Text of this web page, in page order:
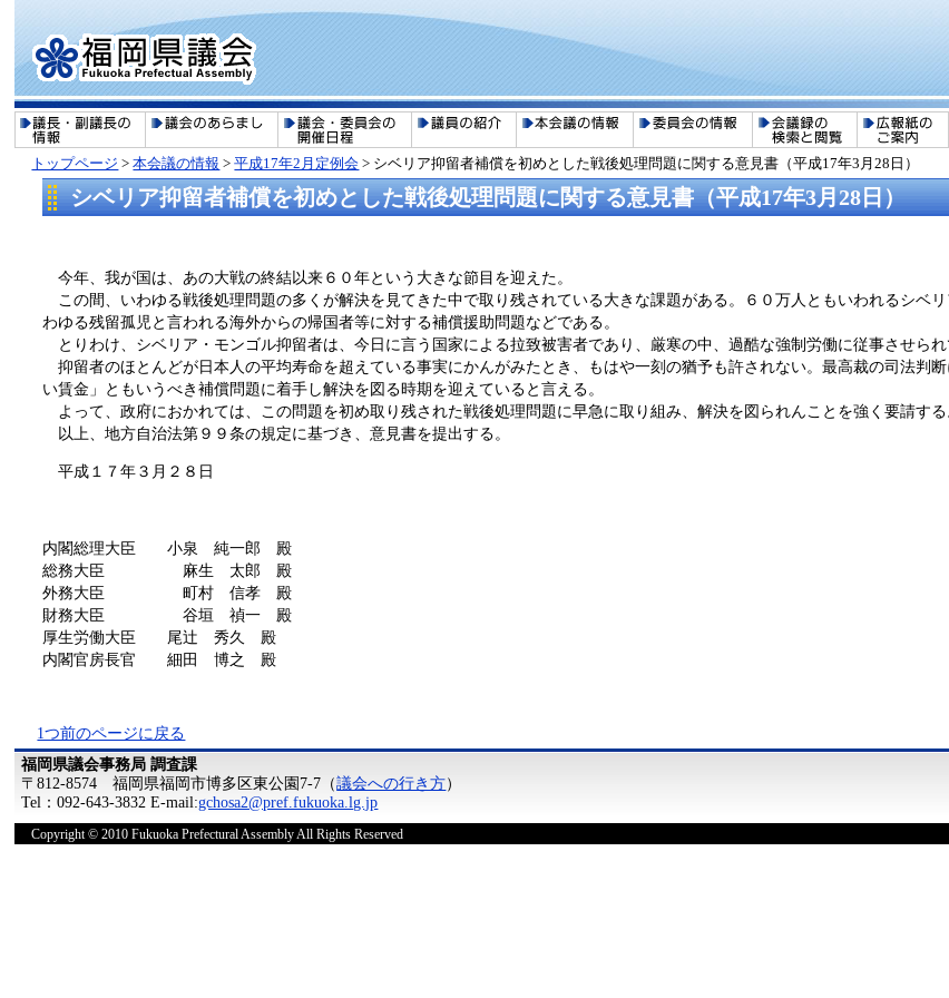
トップページ >本会議の情報 >平成17年2月定例会 > シベリア抑留者補償を初めとした戦後処理問題に関する意見書（平成17年3月28日）
シベリア抑留者補償を初めとした戦後処理問題に関する意見書（平成17年3月28日）
今年、我が国は、あの大戦の終結以来６０年という大きな節目を迎えた。
この間、いわゆる戦後処理問題の多くが解決を見てきた中で取り残されている大きな課題がある。６０万人ともいわれるシベ
わゆる残留孤児と言われる海外からの帰国者等に対する補償援助問題などである。
とりわけ、シベリア・モンゴル抑留者は、今日に言う国家による拉致被害者であり、厳寒の中、過酷な強制労働に従事させられ
抑留者のほとんどが日本人の平均寿命を超えている事実にかんがみたとき、もはや一刻の猶予も許されない。最高裁の司法判
い賃金」ともいうべき補償問題に着手し解決を図る時期を迎えていると言える。
よって、政府におかれては、この問題を初め取り残された戦後処理問題に早急に取り組み、解決を図られんことを強く要請する
以上、地方自治法第９９条の規定に基づき、意見書を提出する。
平成１７年３月２８日
内閣総理大臣 小泉 純一郎 殿
総務大臣 麻生 太郎 殿
外務大臣 町村 信孝 殿
財務大臣 谷垣 禎一 殿
厚生労働大臣 尾辻 秀久 殿
内閣官房長官 細田 博之 殿
1つ前のページに戻る
福岡県議会事務局 調査課
〒812-8574 福岡県福岡市博多区東公園7-7（議会への行き方）
Tel：092-643-3832 E-mail:gchosa2@pref.fukuoka.lg.jp
Copyright © 2010 Fukuoka Prefectural Assembly All Rights Reserved